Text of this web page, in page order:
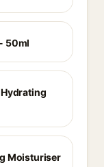
50ml
Moisturiser